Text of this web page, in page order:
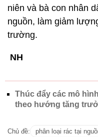
niên và bà con nhân
nguồn, làm giảm
trường.
NH
Thúc đẩy các mô
theo hướng tăng
Chủ đề: phân loại rác tại